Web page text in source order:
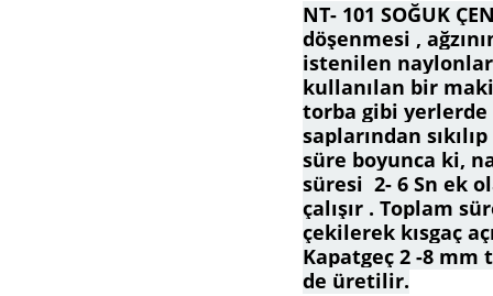
NT- 101 SOĞUK
döşenmesi ,
istenilen
kullanılan bir
torba gibi yerlerde
saplarından
süre boyunca ki,
süresi 2- 6 Sn ek
çalışır . Toplam
çekilerek kısgaç
Kapatgeç 2 -8
de üretilir.